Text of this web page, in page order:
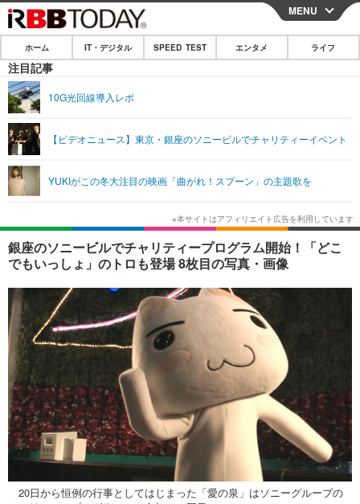
CLOSE
ホーム
IT・デジタル
ショッピング その他
SPEED TEST
エンタメ
エンタメTOP 映画・ドラマ
韓国・芸能
音楽 スポーツ
ショッピング その他
ライフ
ライフTOP グルメ
ペット ショッピング
その他
リリース一覧
プッシュ通知の停止方法
MENU
ホーム IT・デジタル SPEED TEST エンタメ ライフ
注目記事
10G光回線導入レポ
【ビデオニュース】東京・銀座のソニービルでチャリティーイベント
YUKIがこの冬大注目の映画「曲がれ！スプーン」の主題歌を
銀座のソニービルでチャリティープログラム開始！「どこ
でもいっしょ」のトロも登場 8枚目の写真・画像
20日から恒例の行事としてはじまった「愛の泉」はソニーグループの